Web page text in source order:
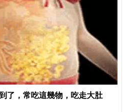
了，常吃這幾物，吃走大肚